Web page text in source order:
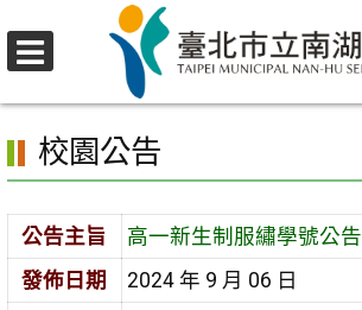
至
容
區
校園公告
校園公告
公告主旨
高一新生制服繡學號公告
發佈日期
2024 年 9 月 06 日
選
單